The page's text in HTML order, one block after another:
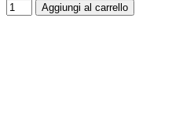
Aggiungi al carrello